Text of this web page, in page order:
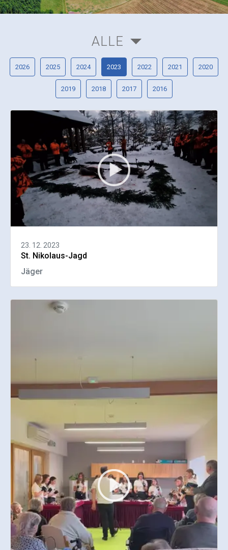
ALLE
2026 2025 2024 2023 2022 2021 2020
2019 2018 2017 2016
23. 12. 2023
St. Nikolaus-Jagd
Jäger